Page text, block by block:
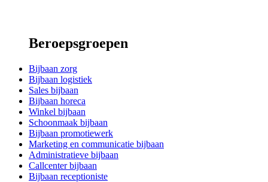
Beroepsgroepen
Bijbaan zorg
Bijbaan logistiek
Sales bijbaan
Bijbaan horeca
Winkel bijbaan
Schoonmaak bijbaan
Bijbaan promotiewerk
Marketing en communicatie bijbaan
Administratieve bijbaan
Callcenter bijbaan
Bijbaan receptioniste